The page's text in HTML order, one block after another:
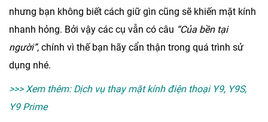
nhưng bạn không biết cách giữ gìn cũng sẽ khiến mặt kính
nhanh hỏng. Bởi vậy các cụ vẫn có câu “Của bền tại
người”, chính vì thế bạn hãy cẩn thận trong quá trình sử
dụng nhé.
>>> Xem thêm: Dịch vụ thay mặt kính điện thoại Y9, Y9S,
Y9 Prime